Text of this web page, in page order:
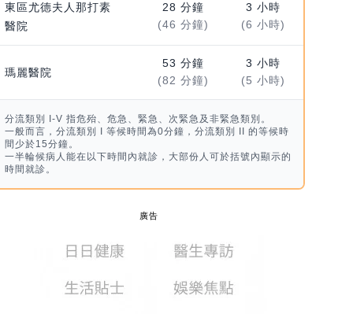
東區尤德夫人那打素
醫院
28 分鐘
(46 分鐘)
3 小時
(6 小時)
瑪麗醫院
53 分鐘
(82 分鐘)
3 小時
(5 小時)
分流類別 I-V 指危殆、危急、緊急、次緊急及非緊急類別。
一般而言，分流類別 I 等候時間為0分鐘，分流類別 II 的等候時
間少於15分鐘。
一半輪候病人能在以下時間內就診，大部份人可於括號內顯示的
時間就診。
廣告